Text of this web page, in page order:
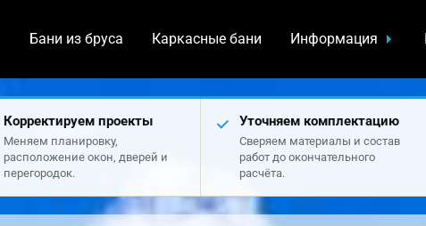
Бани из бруса Каркасные бани Информация
Корректируем проекты
Меняем планировку,
расположение окон, дверей и
перегородок.
Уточняем комплектацию
Сверяем материалы и состав
работ до окончательного
расчёта.